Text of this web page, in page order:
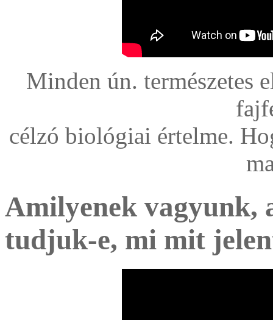
Minden ún. természetes
célzó biológiai értelme.
Amilyenek vagyunk,
tudjuk-e, mi mit